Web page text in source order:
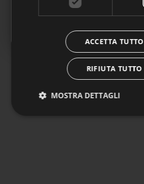
ACCETTA TUTTO
RIFIUTA TUTTO
MOSTRA DETTAGLI